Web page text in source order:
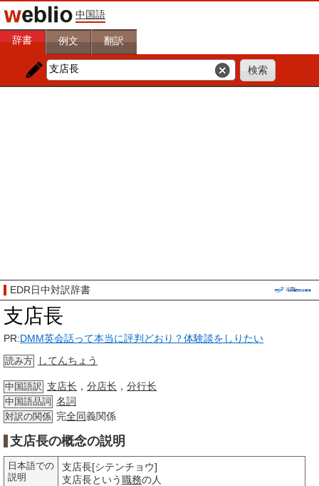
中国語
辞書 例文 翻訳
EDR日中対訳辞書
支店長
PR:DMM英会話って本当に評判どおり？体験談をしりたい
読み方 してんちょう
中国語訳 支店长 ， 分店长 ， 分行长
中国語品詞 名詞
対訳の関係 完全同義関係
支店長の概念の説明
日本語での
説明
支店長[シテンチョウ]
支店長という職務の人